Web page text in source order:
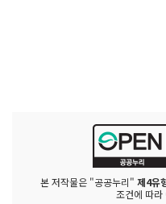
본 저작물은 "공공누리" 제4유
조건에 따라